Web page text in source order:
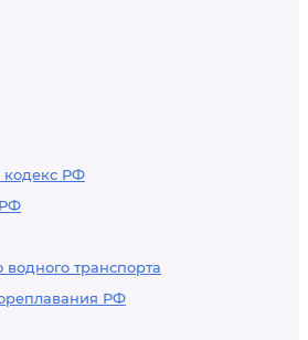
кодекс РФ
водного транспорта
РФ